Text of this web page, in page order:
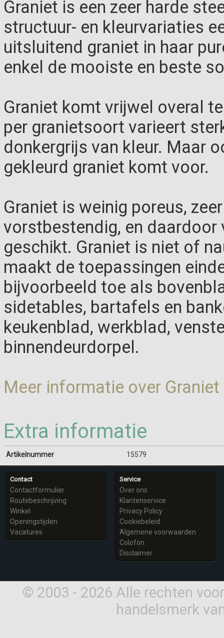
Graniet is een zeer harde
structuur- en kleurvariaties
uitsluitend graniet in haar
enkel de mooiste en beste
Graniet komt vrijwel overal
per granietsoort varieert
donkergrijs van kleur. Maar
gekleurd graniet komt voor.
Graniet is weinig poreus,
vorstbestendig, en daardoor
geschikt. Graniet is niet of
maakt de toepassingen
bijvoorbeeld toe als
sidetables, bartafels en
keukenblad, werkblad,
binnendeurdorpel.
Meer informatie over Graniet
Extra informatie
Artikelnummer 15579
Contact
Contactformulier
Routebeschrijving
Winkel
Openingstijden
Vacatures
Service
Over ons
Klantenservice
Privacy Policy
Cookiebeleid
Algemene voorwaarden
Colofon
Disclaimer
© 2003 - 2026 Alle rechten
handelsmerk